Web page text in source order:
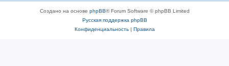
Создано на основе phpBB® Forum Software © phpBB Limited
Русская поддержка phpBB
Конфиденциальность| Правила